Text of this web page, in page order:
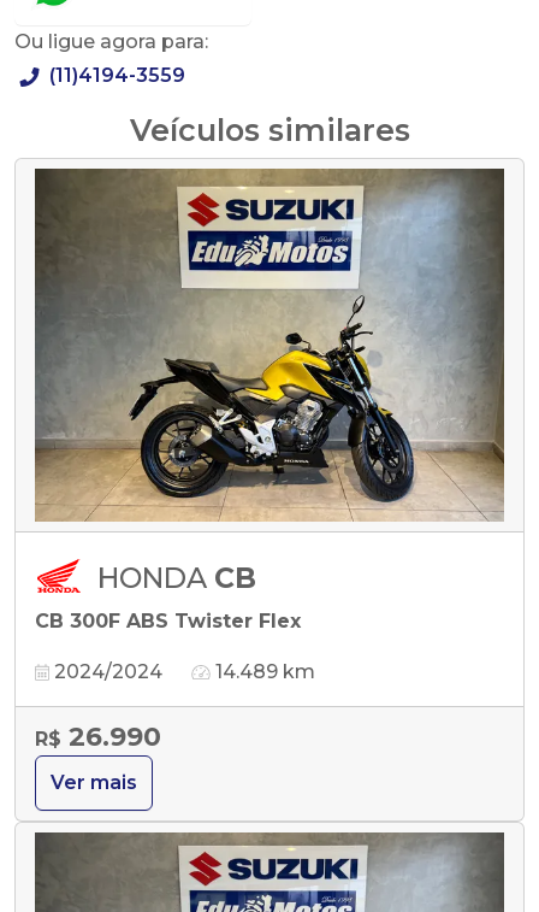
Ou ligue agora para:
(11)4194-3559
Veículos similares
HONDA CB
CB 300F ABS Twister Flex
2024/2024 14.489 km
R$ 26.990
Ver mais